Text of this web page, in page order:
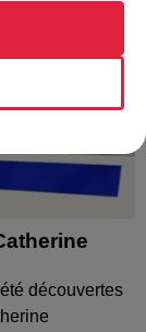
découvertes